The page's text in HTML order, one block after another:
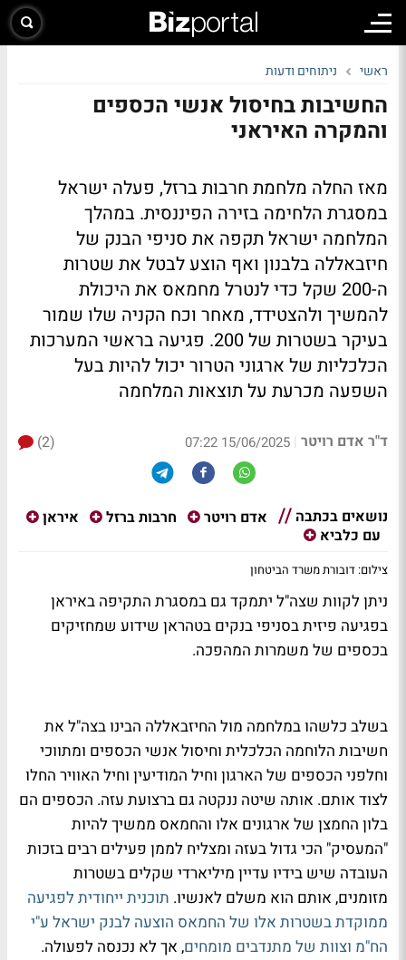
ראשי ניתוחים ודעות
החשיבות בחיסול אנשי הכספים
והמקרה האיראני
מאז החלה מלחמת חרבות ברזל, פעלה ישראל
במסגרת הלחימה בזירה הפיננסית. במהלך
המלחמה ישראל תקפה את סניפי הבנק של
חיזבאללה בלבנון ואף הוצע לבטל את שטרות
ה-200 שקל כדי לנטרל מחמאס את היכולת
להמשיך ולהצטידד, מאחר וכח הקניה שלו שמור
בעיקר בשטרות של 200. פגיעה בראשי המערכות
הכלכליות של ארגוני הטרור יכול להיות בעל
השפעה מכרעת על תוצאות המלחמה
ד"ר אדם רויטר |
15/06/2025 07:22
(2)
נושאים בכתבה אדם רויטר חרבות ברזל
איראן
עם כלביא
צילום: דובורת משרד הביטחון
ניתן לקוות שצה"ל יתמקד גם במסגרת התקיפה באיראן
בפגיעה פיזית בסניפי בנקים בטהראן שידוע שמחזיקים
בכספים של משמרות המהפכה.
בשלב כלשהו במלחמה מול החיזבאללה הבינו בצה"ל את
חשיבות הלוחמה הכלכלית וחיסול אנשי הכספים ומתווכי
וחלפני הכספים של הארגון וחיל המודיעין וחיל האוויר החלו
לצוד אותם. אותה שיטה ננקטה גם ברצועת עזה. הכספים הם
בלון החמצן של ארגונים אלו והחמאס ממשיך להיות
"המעסיק" הכי גדול בעזה ומצליח לממן פעילים רבים בזכות
העובדה שיש בידיו עדיין מיליארדי שקלים בשטרות
מזומנים, אותם הוא משלם לאנשיו. תוכנית ייחודית לפגיעה
ממוקדת בשטרות אלו של החמאס הוצעה לבנק ישראל ע"י
הח"מ וצוות של מתנדבים מומחים, אך לא נכנסה לפעולה.